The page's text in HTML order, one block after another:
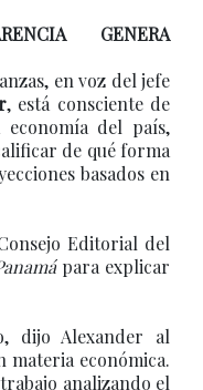
GENERA
en voz del jefe
, está consciente de
del país,
de qué forma
basados en
Editorial del
para explicar
dijo Alexander al
económica.
analizando el